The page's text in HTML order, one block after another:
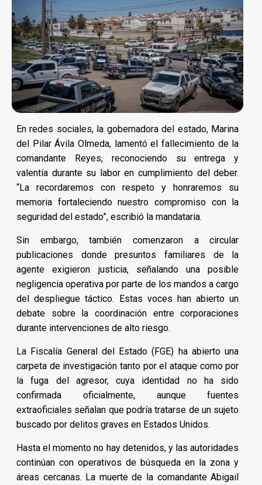
En redes sociales, la gobernadora del estado, Marina
del Pilar Ávila Olmeda, lamentó el fallecimiento de la
comandante Reyes, reconociendo su entrega y
valentía durante su labor en cumplimiento del deber.
“La recordaremos con respeto y honraremos su
memoria fortaleciendo nuestro compromiso con la
seguridad del estado”, escribió la mandataria.
Sin embargo, también comenzaron a circular
publicaciones donde presuntos familiares de la
agente exigieron justicia, señalando una posible
negligencia operativa por parte de los mandos a cargo
del despliegue táctico. Estas voces han abierto un
debate sobre la coordinación entre corporaciones
durante intervenciones de alto riesgo.
La Fiscalía General del Estado (FGE) ha abierto una
carpeta de investigación tanto por el ataque como por
la fuga del agresor, cuya identidad no ha sido
confirmada oficialmente, aunque fuentes
extraoficiales señalan que podría tratarse de un sujeto
buscado por delitos graves en Estados Unidos.
Hasta el momento no hay detenidos, y las autoridades
continúan con operativos de búsqueda en la zona y
áreas cercanas. La muerte de la comandante Abigail